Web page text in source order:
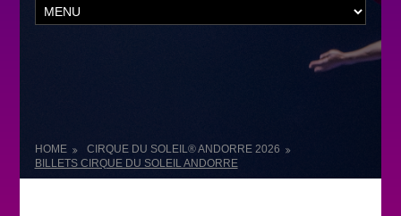
HOME
CIRQUE DU SOLEIL® ANDORRE 2026
BILLETS CIRQUE DU SOLEIL ANDORRE